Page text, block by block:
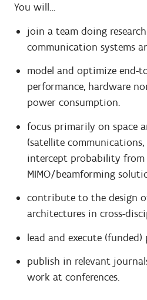
You will…
join a team doing
communication systems
model and optimize end-
performance, hardware
power consumption.
focus primarily on space
(satellite
intercept probability from
MIMO/beamforming
contribute to the design
architectures in cross-
lead and execute (funded)
publish in relevant
work at conferences.